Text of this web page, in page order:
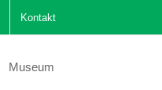
Kontakt
Museum